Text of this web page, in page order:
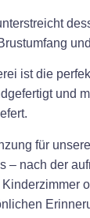
ist die
für
nach der